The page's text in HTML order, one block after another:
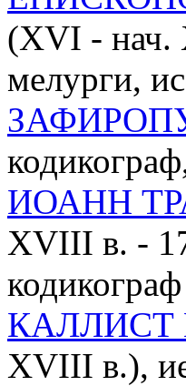
(XVI - нач.
мелурги,
ИОАНН
XVIII в. -
кодикограф
КАЛЛИСТ
XVIII в.),